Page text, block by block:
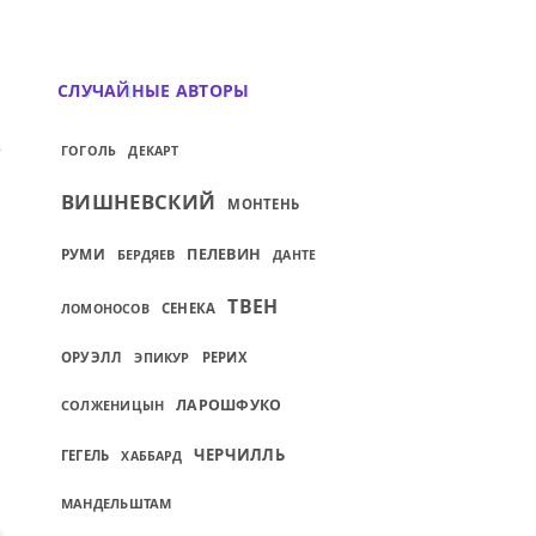
ИЗ ВСЕХ ВОРОВ ДУРАКИ САМЫЕ
СЛУЧАЙНЫЕ АВТОРЫ
ГОГОЛЬ ДЕКАРТ
ВИШНЕВСКИЙ МОНТЕНЬ
РУМИ БЕРДЯЕВ ПЕЛЕВИН ДАНТЕ
ЛОМОНОСОВ СЕНЕКА ТВЕН
ОРУЭЛЛ ЭПИКУР РЕРИХ
СОЛЖЕНИЦЫН ЛАРОШФУКО
ГЕГЕЛЬ ХАББАРД ЧЕРЧИЛЛЬ
МАНДЕЛЬШТАМ